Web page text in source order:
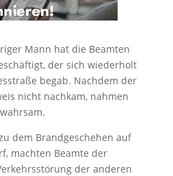
Mann hat die Beamten
der sich wiederholt
begab. Nachdem der
nicht nachkam, nahmen
dem Brandgeschehen auf
machten Beamte der
der anderen